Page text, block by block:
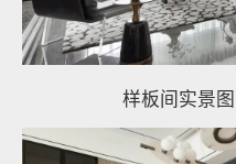
样板间实景